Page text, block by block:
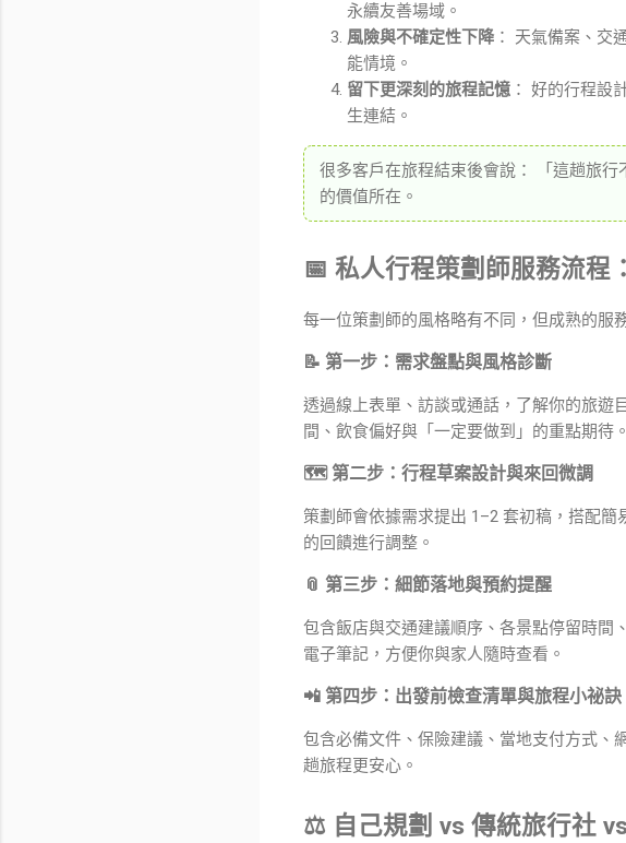
永續友善場域。
風險與不確定性下降 ： 天氣備案、交
能情境。
留下更深刻的旅程記憶 ： 好的行程設
生連結。
很多客戶在旅程結束後會說： 「這趟旅
的價值所在。
📅 私人行程策劃師服務流程
每一位策劃師的風格略有不同，但成熟的服
📝 第一步：需求盤點與風格診斷
透過線上表單、訪談或通話，了解你的旅遊
間、飲食偏好與「一定要做到」的重點期待。
🗺 第二步：行程草案設計與來回微調
策劃師會依據需求提出 1–2 套初稿，搭配
的回饋進行調整。
📎 第三步：細節落地與預約提醒
包含飯店與交通建議順序、各景點停留時間
電子筆記，方便你與家人隨時查看。
📲 第四步：出發前檢查清單與旅程小祕訣
包含必備文件、保險建議、當地支付方式、
趟旅程更安心。
⚖️ 自己規劃 vs 傳統旅行社